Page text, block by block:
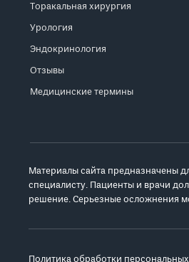
Торакальная хирургия
Урология
Эндокринология
Отзывы
Медицинские термины
Материалы сайта предназначены
специалисту. Пациенты и врачи
решение. Серьезные осложнения
Политика обработки